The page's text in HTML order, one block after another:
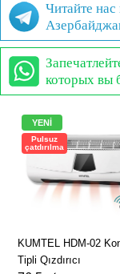
Читайте
которых вы